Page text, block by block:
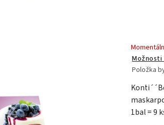
Položka
1bal = 9